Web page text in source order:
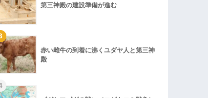
第三神殿の建設準備が進む
赤い雌牛の到着に沸くユダヤ人と第三神
殿